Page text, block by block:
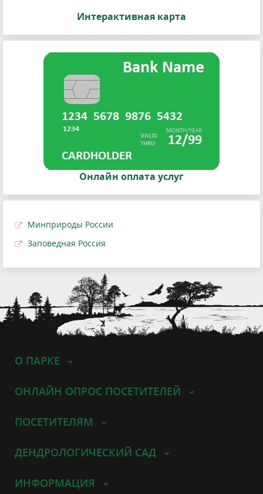
Интерактивная карта
Онлайн оплата услуг
Минприроды России
Заповедная Россия
О ПАРКЕ
ОНЛАЙН ОПРОС ПОСЕТИТЕЛЕЙ
ПОСЕТИТЕЛЯМ
ДЕНДРОЛОГИЧЕСКИЙ САД
ИНФОРМАЦИЯ